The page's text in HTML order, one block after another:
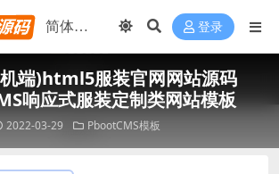
登录
端)html5服装官网网站源码
响应式服装定制类网站模板
2022-03-29 PbootCMS模板